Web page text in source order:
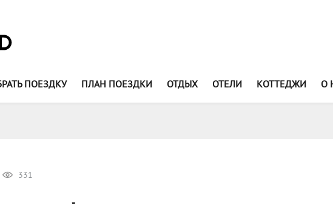
ПОЕЗДКУ ПЛАН ПОЕЗДКИ ОТДЫХ ОТЕЛИ КОТТЕДЖИ О
331